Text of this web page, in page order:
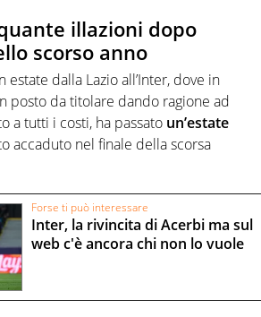
illazioni dopo
scorso anno
estate dalla Lazio all’Inter, dove in
posto da titolare dando ragione ad
a tutti i costi, ha passato un’estate
accaduto nel finale della scorsa
Forse ti può interessare
Inter, la rivincita di Acerbi ma sul
web c'è ancora chi non lo vuole